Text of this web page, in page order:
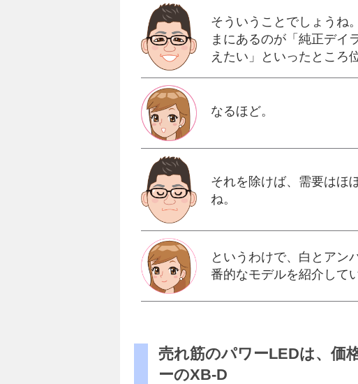
そういうことでしょうね
まにあるのが「純正デイ
えたい」といったところ
なるほど。
それを除けば、需要はほ
ね。
というわけで、白とアン
番的なモデルを紹介して
売れ筋のパワーLEDは、価
ーのXB-D